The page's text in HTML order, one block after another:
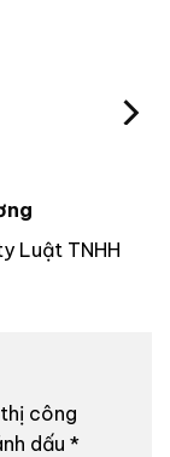
Luật TNHH
công
dấu *